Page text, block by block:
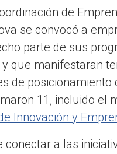
de
se convocó a
parte de sus
que manifestaran
de posicionamiento
11, incluido el
Innovación y
conectar a las